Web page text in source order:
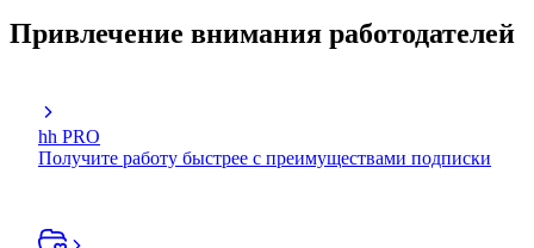
Привлечение внимания работодателей
hh PRO
Получите работу быстрее с преимуществами подписки